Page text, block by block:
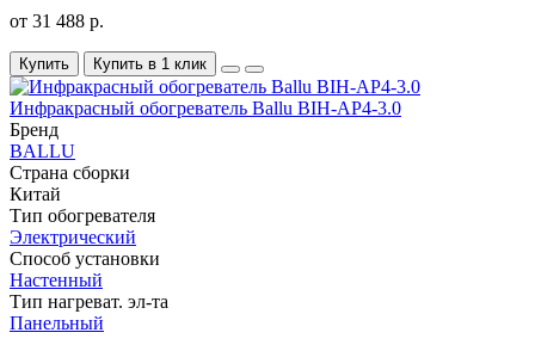
от 31 488 р.
Купить Купить в 1 клик
Инфракрасный обогреватель Ballu BIH-AP4-3.0
Бренд
BALLU
Страна сборки
Китай
Тип обогревателя
Электрический
Способ установки
Настенный
Тип нагреват. эл-та
Панельный